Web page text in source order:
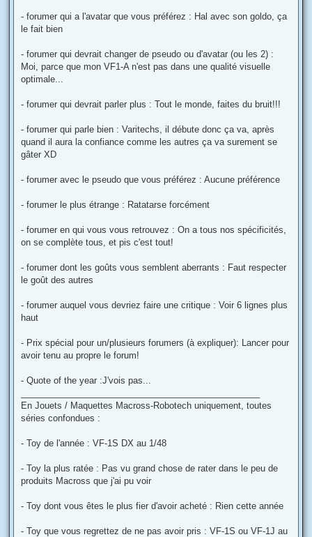
- forumer qui a l'avatar que vous préférez : Hal avec son goldo, ça
le fait bien
- forumer qui devrait changer de pseudo ou d'avatar (ou les 2) :
Moi, parce que mon VF1-A n'est pas dans une qualité visuelle
optimale...
- forumer qui devrait parler plus : Tout le monde, faites du bruit!!!
- forumer qui parle bien : Varitechs, il débute donc ça va, après
quand il aura la confiance comme les autres ça va surement se
gâter XD
- forumer avec le pseudo que vous préférez : Aucune préférence
- forumer le plus étrange : Ratatarse forcément
- forumer en qui vous vous retrouvez : On a tous nos spécificités,
on se complète tous, et pis c'est tout!
- forumer dont les goûts vous semblent aberrants : Faut respecter
le goût des autres
- forumer auquel vous devriez faire une critique : Voir 6 lignes plus
haut
- Prix spécial pour un/plusieurs forumers (à expliquer): Lancer pour
avoir tenu au propre le forum!
- Quote of the year :J'vois pas...
En Jouets / Maquettes Macross-Robotech uniquement, toutes
séries confondues :
- Toy de l'année : VF-1S DX au 1/48
- Toy la plus ratée : Pas vu grand chose de rater dans le peu de
produits Macross que j'ai pu voir
- Toy dont vous êtes le plus fier d'avoir acheté : Rien cette année
- Toy que vous regrettez de ne pas avoir pris : VF-1S ou VF-1J au